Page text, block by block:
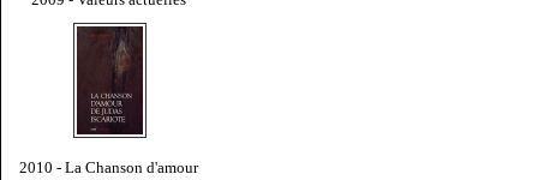
2010 - La Chanson d'amour